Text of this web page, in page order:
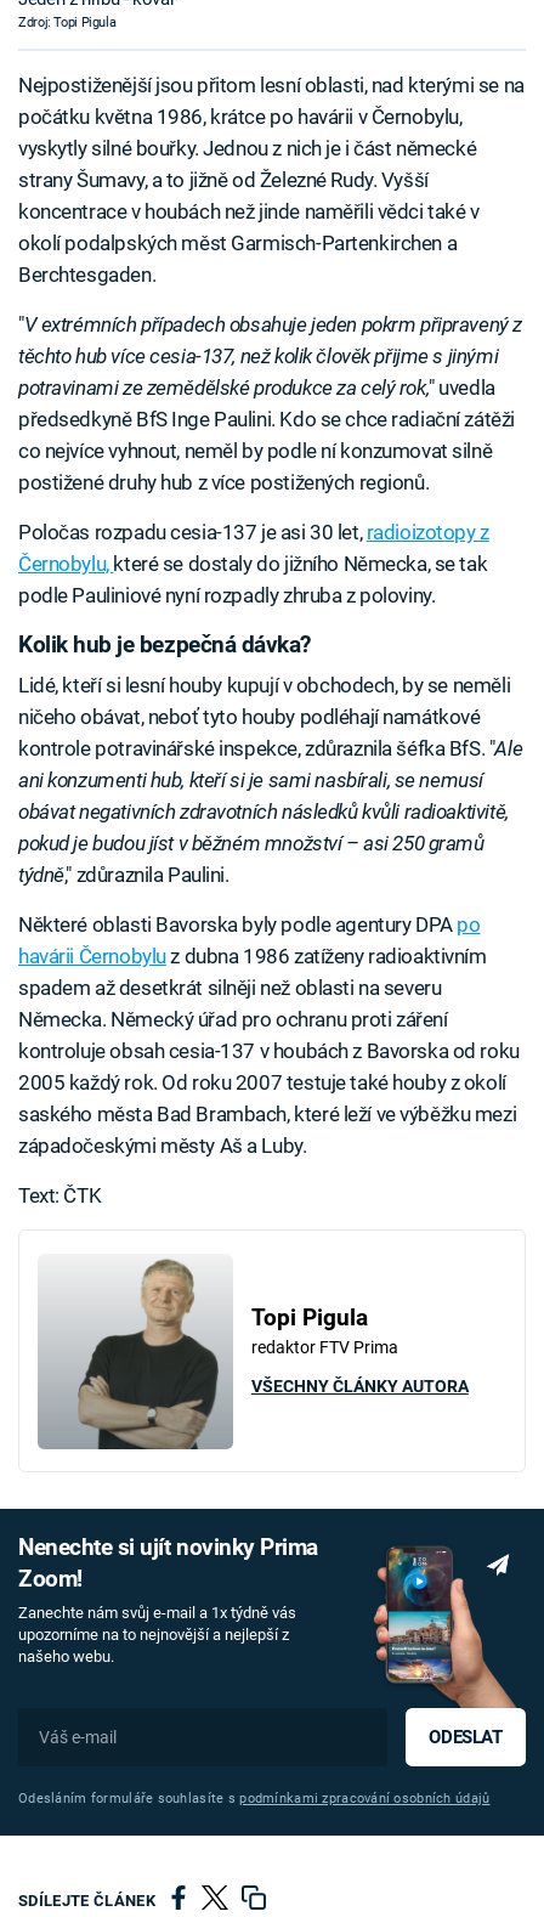
Zdroj: Topi Pigula
Nejpostiženější jsou přitom lesní oblasti, nad kterými se na
počátku května 1986, krátce po havárii v Černobylu,
vyskytly silné bouřky. Jednou z nich je i část německé
strany Šumavy, a to jižně od Železné Rudy. Vyšší
koncentrace v houbách než jinde naměřili vědci také v
okolí podalpských měst Garmisch-Partenkirchen a
Berchtesgaden.
"V extrémních případech obsahuje jeden pokrm připravený z
těchto hub více cesia-137, než kolik člověk přijme s jinými
potravinami ze zemědělské produkce za celý rok," uvedla
předsedkyně BfS Inge Paulini. Kdo se chce radiační zátěži
co nejvíce vyhnout, neměl by podle ní konzumovat silně
postižené druhy hub z více postižených regionů.
Poločas rozpadu cesia-137 je asi 30 let, radioizotopy z
Černobylu, které se dostaly do jižního Německa, se tak
podle Pauliniové nyní rozpadly zhruba z poloviny.
Kolik hub je bezpečná dávka?
Lidé, kteří si lesní houby kupují v obchodech, by se neměli
ničeho obávat, neboť tyto houby podléhají namátkové
kontrole potravinářské inspekce, zdůraznila šéfka BfS. "Ale
ani konzumenti hub, kteří si je sami nasbírali, se nemusí
obávat negativních zdravotních následků kvůli radioaktivitě,
pokud je budou jíst v běžném množství – asi 250 gramů
týdně," zdůraznila Paulini.
Některé oblasti Bavorska byly podle agentury DPA po
havárii Černobyluz dubna 1986 zatíženy radioaktivním
spadem až desetkrát silněji než oblasti na severu
Německa. Německý úřad pro ochranu proti záření
kontroluje obsah cesia-137 v houbách z Bavorska od roku
2005 každý rok. Od roku 2007 testuje také houby z okolí
saského města Bad Brambach, které leží ve výběžku mezi
západočeskými městy Aš a Luby.
Text: ČTK
Topi Pigula
redaktor FTV Prima
VŠECHNY ČLÁNKY AUTORA
Nenechte si ujít novinky Prima
Zoom!
Zanechte nám svůj e-mail a 1x týdně vás
upozorníme na to nejnovější a nejlepší z
našeho webu.
ODESLAT
Odesláním formuláře souhlasíte spodmínkami zpracování osobních údajů
SDÍLEJTE ČLÁNEK